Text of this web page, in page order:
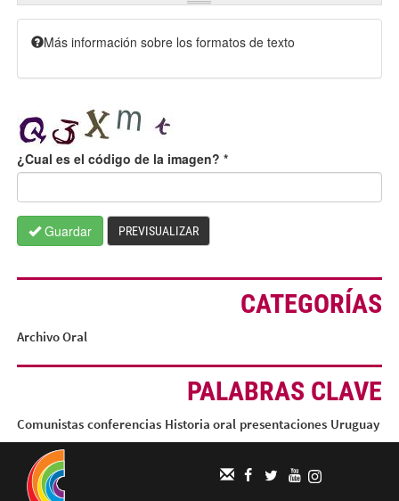
Más información sobre los formatos de texto
¿Cual es el código de la imagen? *
Guardar PREVISUALIZAR
CATEGORÍAS
Archivo Oral
PALABRAS CLAVE
Comunistas conferencias Historia oral presentaciones Uruguay